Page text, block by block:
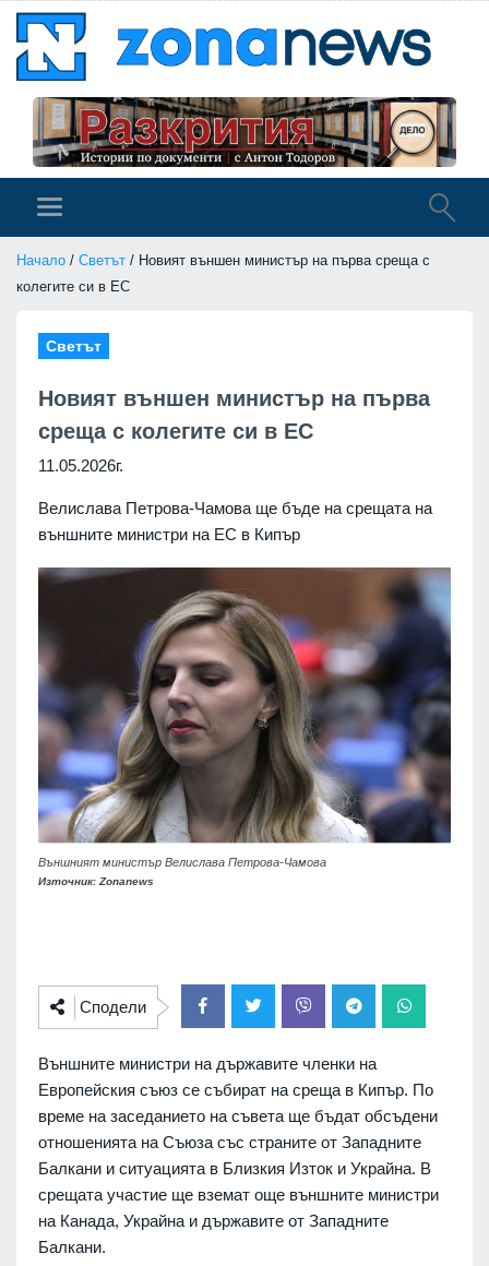
Начало / Светът / Новият външен министър на първа среща с
колегите си в ЕС
Светът
Новият външен министър на първа
среща с колегите си в ЕС
11.05.2026г.
Велислава Петрова-Чамова ще бъде на срещата на
външните министри на ЕС в Кипър
Външният министър Велислава Петрова-Чамова
Източник: Zonanews
Сподели
Външните министри на държавите членки на
Европейския съюз се събират на среща в Кипър. По
време на заседанието на съвета ще бъдат обсъдени
отношенията на Съюза със страните от Западните
Балкани и ситуацията в Близкия Изток и Украйна. В
срещата участие ще вземат още външните министри
на Канада, Украйна и държавите от Западните
Балкани.